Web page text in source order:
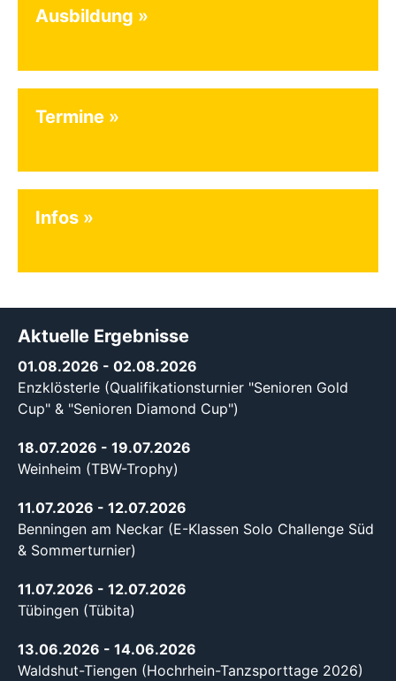
Ausbildung
Termine
Infos
Aktuelle Ergebnisse
01.08.2026 - 02.08.2026
Enzklösterle (Qualifikationsturnier "Senioren Gold
Cup" & "Senioren Diamond Cup")
18.07.2026 - 19.07.2026
Weinheim (TBW-Trophy)
11.07.2026 - 12.07.2026
Benningen am Neckar (E-Klassen Solo Challenge Süd
& Sommerturnier)
11.07.2026 - 12.07.2026
Tübingen (Tübita)
13.06.2026 - 14.06.2026
Waldshut-Tiengen (Hochrhein-Tanzsporttage 2026)